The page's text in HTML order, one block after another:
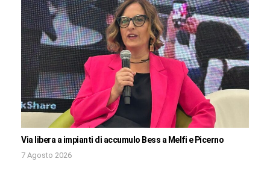
Via libera a impianti di accumulo Bess a Melfi e Picerno
7 Agosto 2026